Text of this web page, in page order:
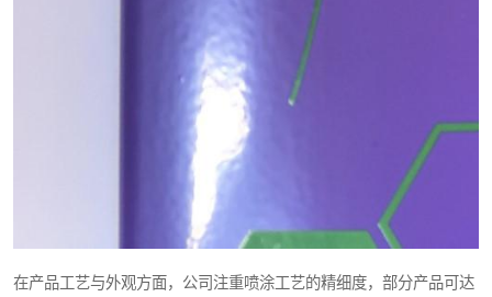
在产品工艺与外观方面，公司注重喷涂工艺的精细度，部分产品可达